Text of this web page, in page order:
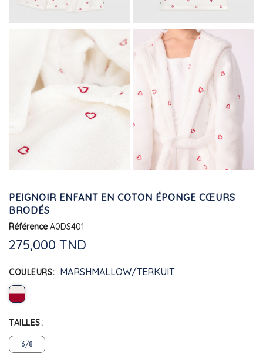
PEIGNOIR ENFANT EN COTON ÉPONGE CŒURS
BRODÉS
Référence A0DS401
275,000 TND
COULEURS MARSHMALLOW/TERKUIT
TAILLES
6/8